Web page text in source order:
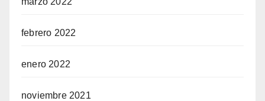
febrero 2022
enero 2022
noviembre 2021